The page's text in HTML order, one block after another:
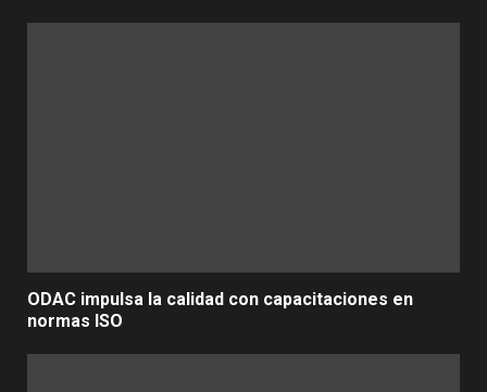
ODAC impulsa la calidad con capacitaciones en
normas ISO